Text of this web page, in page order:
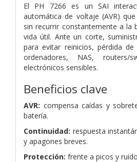
El PH 7266 es un SAI
automática de voltaje (AVR)
sin recurrir constantemente a la
vida útil. Ante un corte,
para evitar reinicios, pérdida
ordenadores, NAS, routers/
electrónicos sensibles.
Beneficios clave
AVR: compensa caídas y
batería.
Continuidad: respuesta
y apagones breves.
Protección: frente a picos y